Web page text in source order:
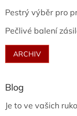
Pestrý výběr pro
Pečlivé balení
ARCHIV
Blog
Je to ve vašich